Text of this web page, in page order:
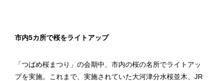
市内5カ所で桜をライトアップ
「つばめ桜まつり」の会期中、市内の桜の名所でライトアッ
プを実施。これまで、実施されていた大河津分水桜並木、JR